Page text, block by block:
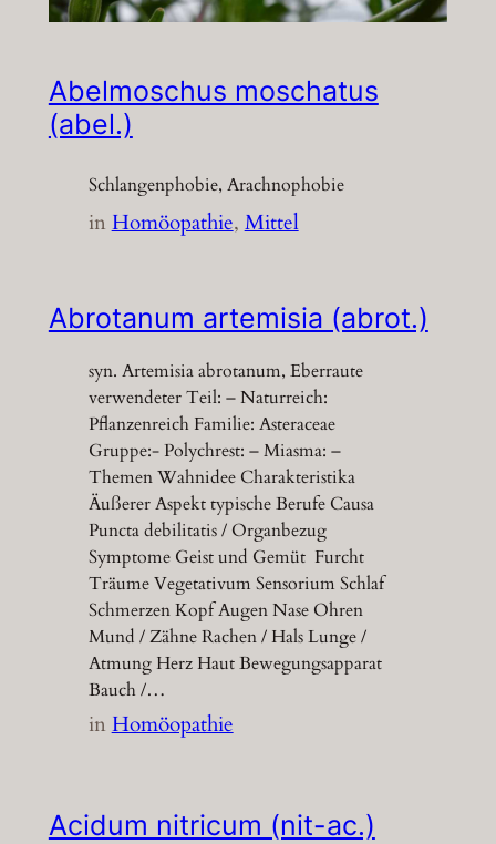
Abelmoschus moschatus
(abel.)
Schlangenphobie, Arachnophobie
inHomöopathie, Mittel
Abrotanum artemisia (abrot.)
syn. Artemisia abrotanum, Eberraute
verwendeter Teil: – Naturreich:
Pflanzenreich Familie: Asteraceae
Gruppe:- Polychrest: – Miasma: –
Themen Wahnidee Charakteristika
Äußerer Aspekt typische Berufe Causa
Puncta debilitatis / Organbezug
Symptome Geist und Gemüt Furcht
Träume Vegetativum Sensorium Schlaf
Schmerzen Kopf Augen Nase Ohren
Mund / Zähne Rachen / Hals Lunge /
Atmung Herz Haut Bewegungsapparat
Bauch /…
inHomöopathie
Acidum nitricum (nit-ac.)